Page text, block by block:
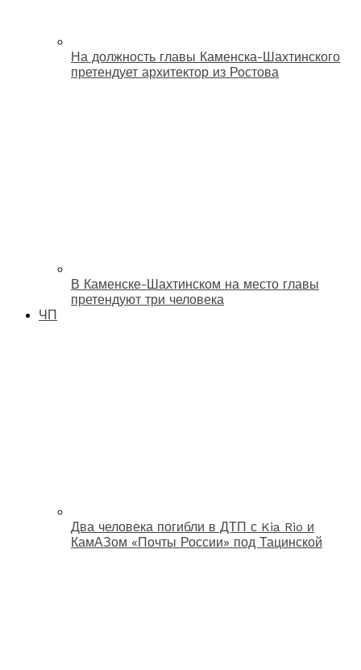
На должность главы Каменска-Шахтинского
претендует архитектор из Ростова
В Каменске-Шахтинском на место главы
претендуют три человека
ЧП
Два человека погибли в ДТП с Kia Rio и
КамАЗом «Почты России» под Тацинской